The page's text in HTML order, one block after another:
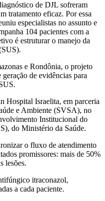
de DJL sofreram
tratamento eficaz. Por essa
especialistas no assunto e
104 pacientes com a
é estruturar o manejo da
e Rondônia, o projeto
de evidências para
Hospital Israelita, em parceria
e Ambiente (SVSA), no
Institucional do
do Ministério da Saúde.
o fluxo de atendimento
promissores: mais de 50%
lesões.
itraconazol,
a cada paciente.